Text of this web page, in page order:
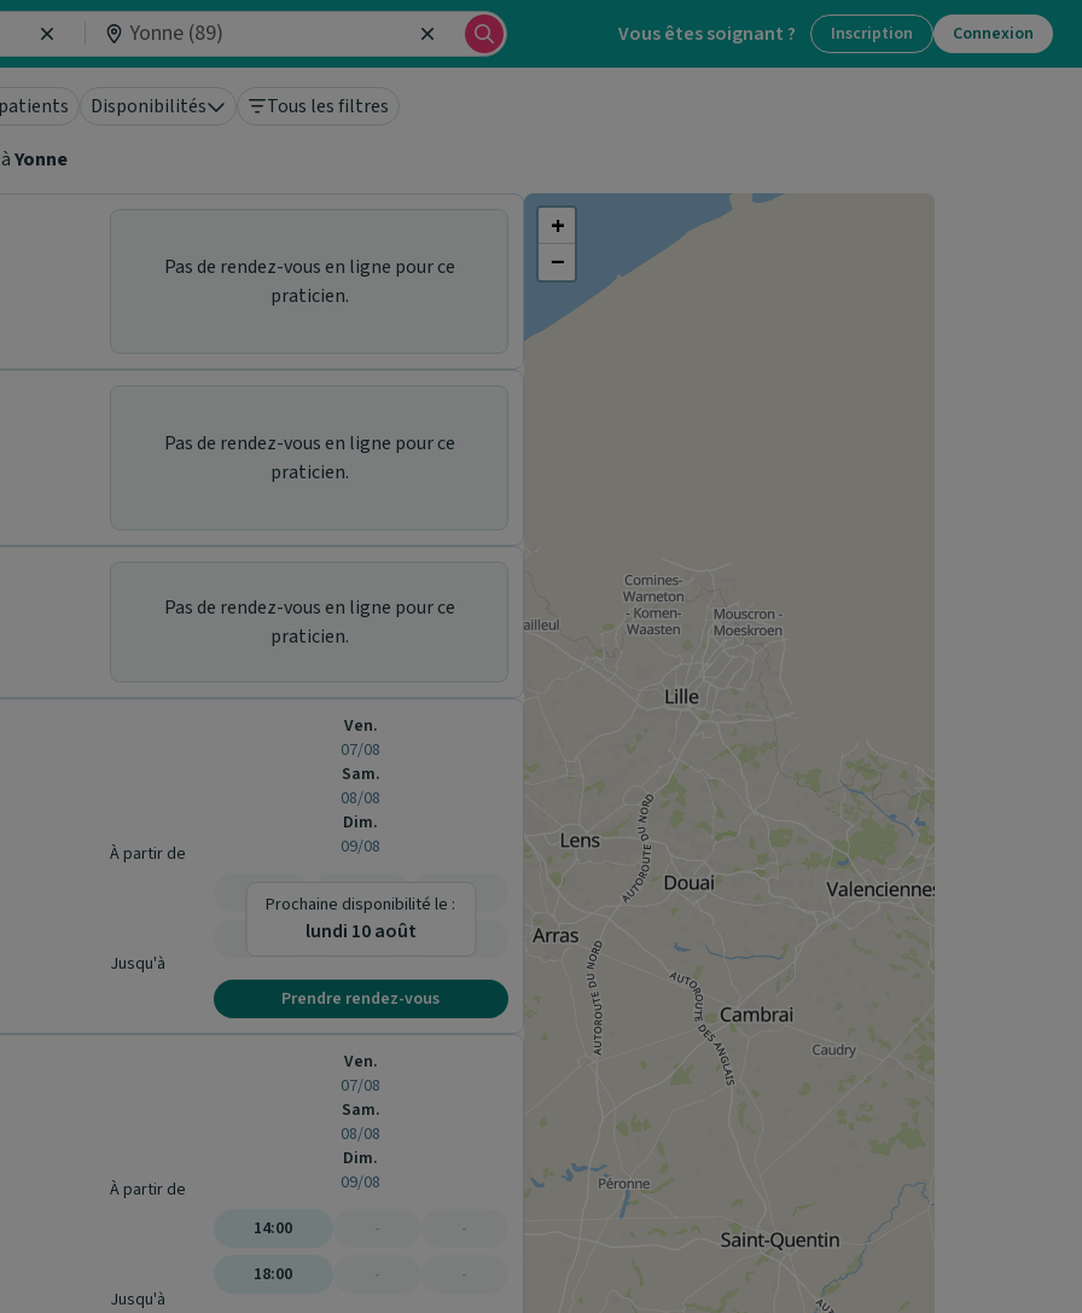
Vous êtes soignant ? Inscription Connexion
Disponibilités
Tous les filtres
àYonne
Pas de rendez-vous en ligne pour ce
praticien.
Pas de rendez-vous en ligne pour ce
praticien.
Pas de rendez-vous en ligne pour ce
praticien.
À partir de
Jusqu'à
Ven.
07/08
Sam.
08/08
Dim.
09/08
-
Prochaine disponibilité le :
lundi 10 août
Prendre rendez-vous
À partir de
Jusqu'à
Ven.
07/08
Sam.
08/08
Dim.
09/08
14:00
18:00
-
-
-
-
+
−